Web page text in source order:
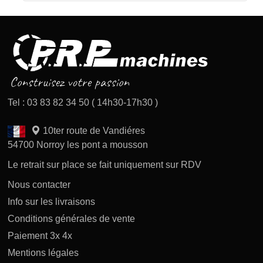
Tel : 03 83 82 34 50 ( 14h30-17h30 )
10ter route de Vandiéres
54700 Norroy les pont a mousson
Le retrait sur place se fait uniquement sur RDV
Nous contacter
Info sur les livraisons
Conditions générales de vente
Paiement 3x 4x
Mentions légales